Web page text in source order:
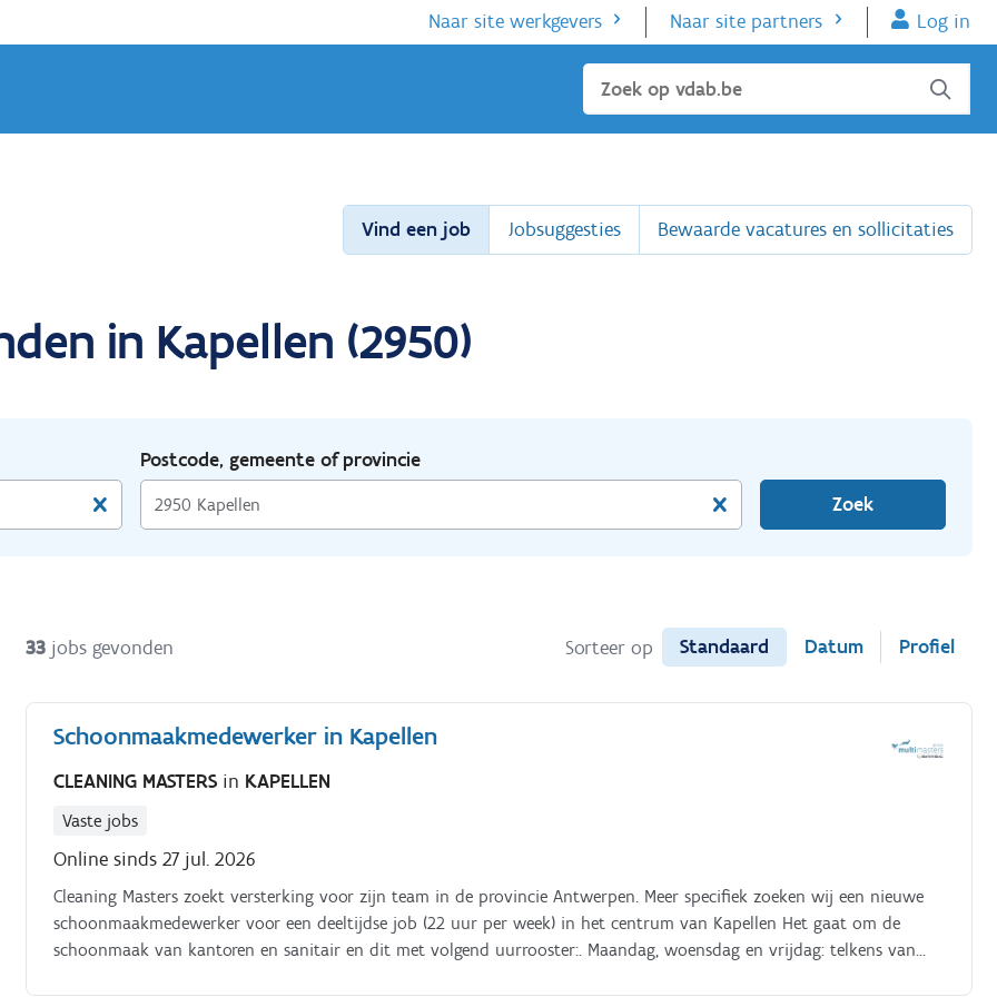
Naar site werkgevers Naar site partners Log in
Sluiten
Vind een job Jobsuggesties Bewaarde vacatures en sollicitaties
in Kapellen (2950)
Postcode, gemeente of provincie
Zoek
33 jobs gevonden Sorteer op Standaard Datum Profiel
Schoonmaakmedewerker in Kapellen
CLEANING MASTERS in KAPELLEN
Vaste jobs
Online sinds 27 jul. 2026
Cleaning Masters zoekt versterking voor zijn team in de provincie Antwerpen. Meer specifiek zoeken wij een nieuwe
schoonmaakmedewerker voor een deeltijdse job (22 uur per week) in het centrum van Kapellen Het gaat om de
schoonmaak van kantoren en sanitair en dit met volgend uurrooster:. Maandag, woensdag en vrijdag: telkens van